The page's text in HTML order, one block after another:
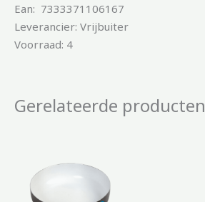
Ean: 7333371106167
Leverancier: Vrijbuiter
Voorraad: 4
Gerelateerde producten